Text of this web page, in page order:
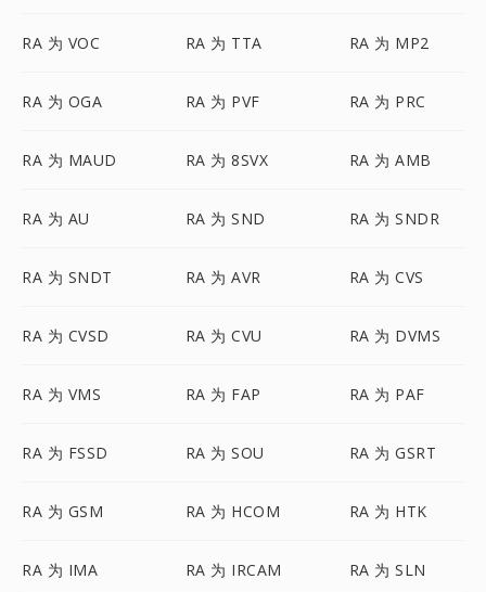
RA 为 VOC RA 为 TTA RA 为 MP2
RA 为 OGA RA 为 PVF RA 为 PRC
RA 为 MAUD RA 为 8SVX RA 为 AMB
RA 为 AU RA 为 SND RA 为 SNDR
RA 为 SNDT RA 为 AVR RA 为 CVS
RA 为 CVSD RA 为 CVU RA 为 DVMS
RA 为 VMS RA 为 FAP RA 为 PAF
RA 为 FSSD RA 为 SOU RA 为 GSRT
RA 为 GSM RA 为 HCOM RA 为 HTK
RA 为 IMA RA 为 IRCAM RA 为 SLN